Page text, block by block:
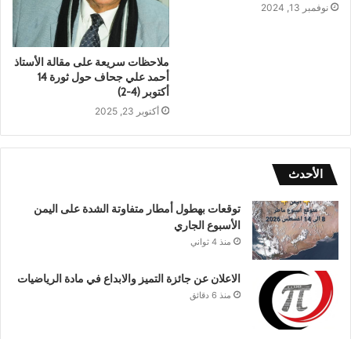
نوفمبر 13, 2024
ملاحظات سريعة على مقالة الأستاذ
أحمد علي جحاف حول ثورة 14
أكتوبر (4-2)
أكتوبر 23, 2025
الأحدث
توقعات بهطول أمطار متفاوتة الشدة على اليمن
الأسبوع الجاري
منذ 4 ثواني
الاعلان عن جائزة التميز والابداع في مادة الرياضيات
منذ 6 دقائق